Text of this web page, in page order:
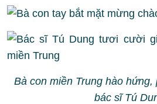
Bà con miền Trung hào
bác sĩ Tú